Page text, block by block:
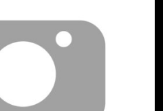
台真實社群的最新發文，
次攻擊。 川普表示，美
時可對伊朗伊斯蘭共和國
程度 、實力與威力是二
管如此，伊朗及其他中東